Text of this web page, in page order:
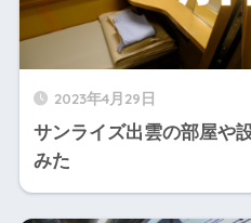
2023年4月29日
サンライズ出雲の部屋や
みた